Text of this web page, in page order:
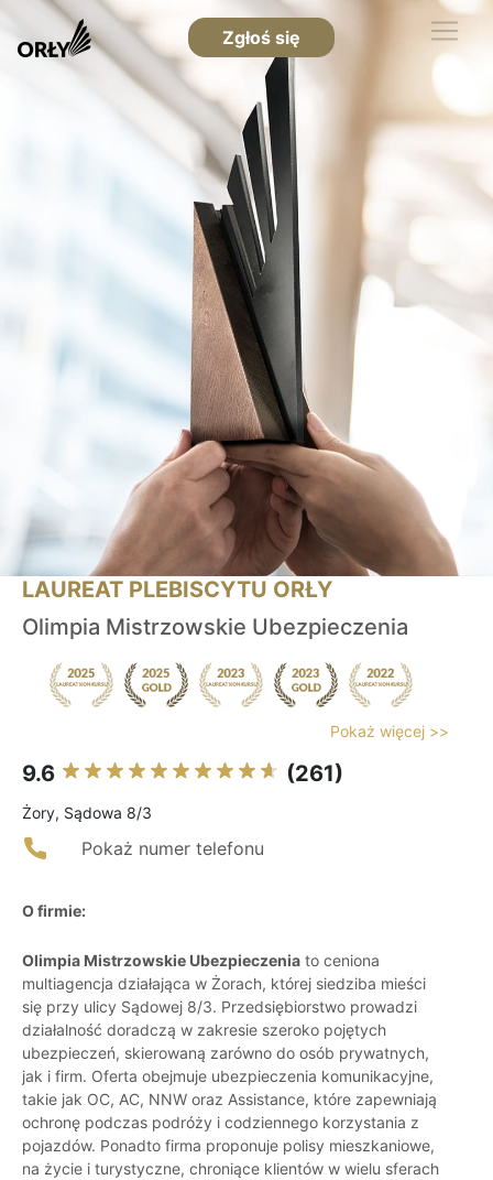
Zgłoś się
LAUREAT PLEBISCYTU ORŁY
Olimpia Mistrzowskie Ubezpieczenia
Pokaż więcej >>
9.6 (261)
Żory, Sądowa 8/3
Pokaż numer telefonu
O firmie:
Olimpia Mistrzowskie Ubezpieczenia to ceniona
multiagencja działająca w Żorach, której siedziba mieści
się przy ulicy Sądowej 8/3. Przedsiębiorstwo prowadzi
działalność doradczą w zakresie szeroko pojętych
ubezpieczeń, skierowaną zarówno do osób prywatnych,
jak i firm. Oferta obejmuje ubezpieczenia komunikacyjne,
takie jak OC, AC, NNW oraz Assistance, które zapewniają
ochronę podczas podróży i codziennego korzystania z
pojazdów. Ponadto firma proponuje polisy mieszkaniowe,
na życie i turystyczne, chroniące klientów w wielu sferach